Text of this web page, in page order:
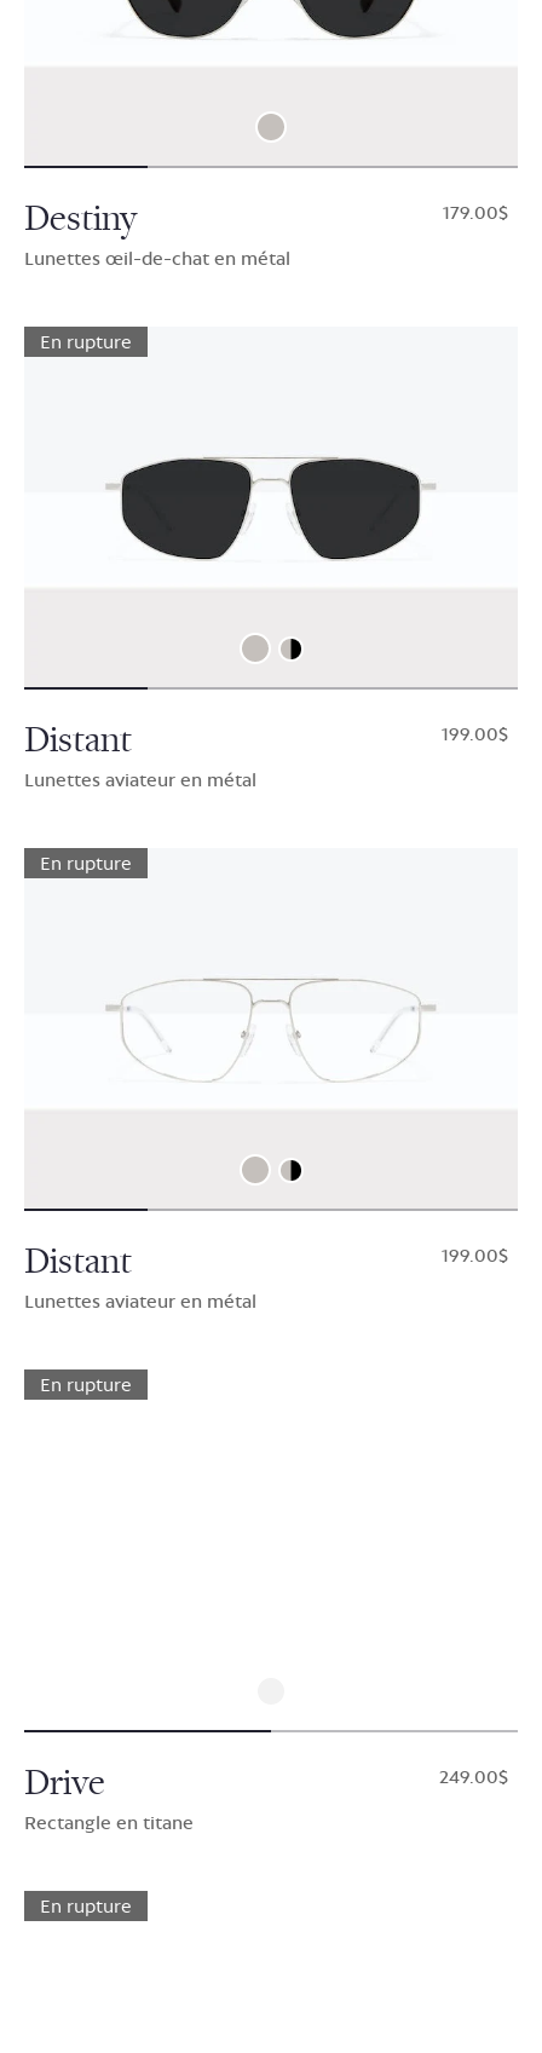
Destiny
Lunettes œil-de-chat en métal
$179.00
En rupture
Distant
Lunettes aviateur en métal
$199.00
En rupture
Distant
Lunettes aviateur en métal
$199.00
En rupture
Drive
Rectangle en titane
$249.00
En rupture